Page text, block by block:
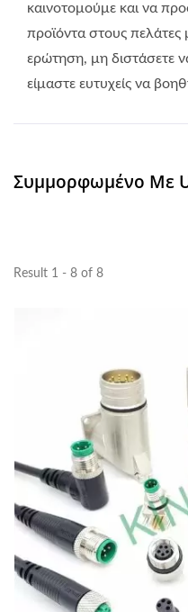
καινοτομούμε και να
προϊόντα στους πελάτες
ερώτηση, μη διστάσετε
είμαστε ευτυχείς να
Συμμορφωμένο Με
Result 1 - 8 of 8